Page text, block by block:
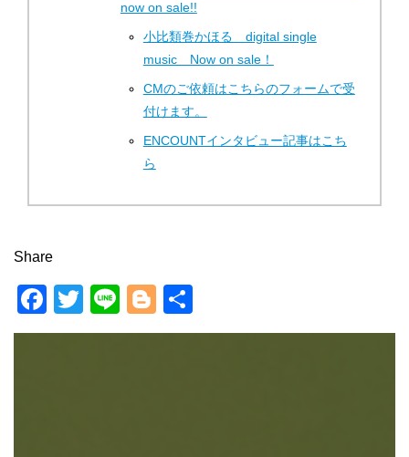
now on sale!!
小比類巻かほる digital single
music Now on sale！
CMのご依頼はこちらのフォームで受
付けます。
ENCOUNTインタビュー記事はこち
ら
Share
F
a
T
wi
Li
n
Bl
o
有